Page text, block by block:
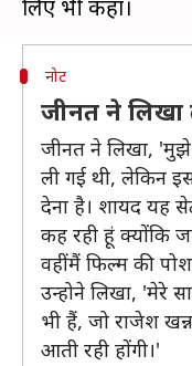
नोट
जीनत ने लिखा
जीनत ने लिखा, 'मुझे
ली गई थी, लेकिन
देना है। शायद यह
कह रही हूं क्योंकि
वहीं मैं फिल्म की
उन्होने लिखा, 'मेरे
भी हैं, जो राजेश
आती रही होंगी।'